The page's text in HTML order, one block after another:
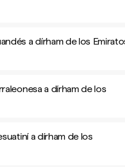
a dírham de los
a dírham de los
a dírham de los